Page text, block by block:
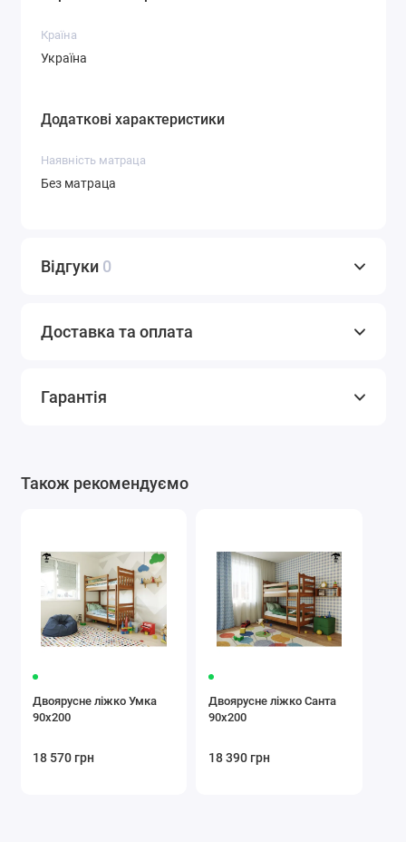
Країна
Україна
Додаткові характеристики
Наявність матраца
Без матраца
Відгуки 0
Доставка та оплата
Гарантія
Також рекомендуємо
Двоярусне ліжко Умка
90х200
18 570 грн
Двоярусне ліжко Санта
90х200
18 390 грн